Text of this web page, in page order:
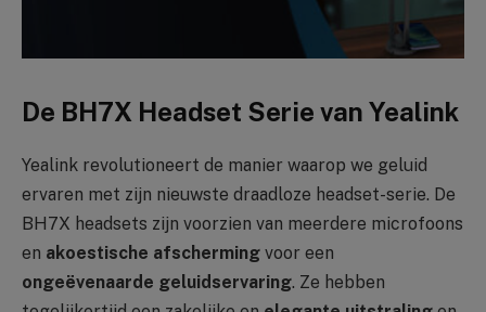
De BH7X Headset Serie van Yealink
Yealink revolutioneert de manier waarop we geluid
ervaren met zijn nieuwste draadloze headset-serie. De
BH7X headsets zijn voorzien van meerdere microfoons
en akoestische afscherming voor een
ongeëvenaarde geluidservaring. Ze hebben